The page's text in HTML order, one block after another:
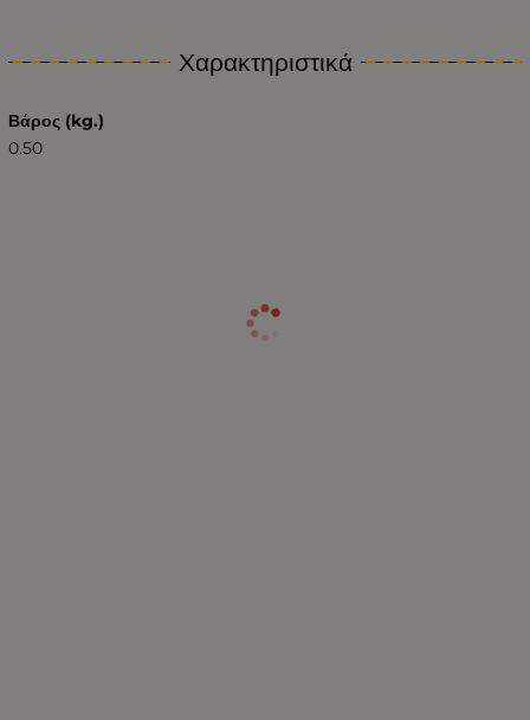
Χαρακτηριστικά
Βάρος (kg.)
0.50